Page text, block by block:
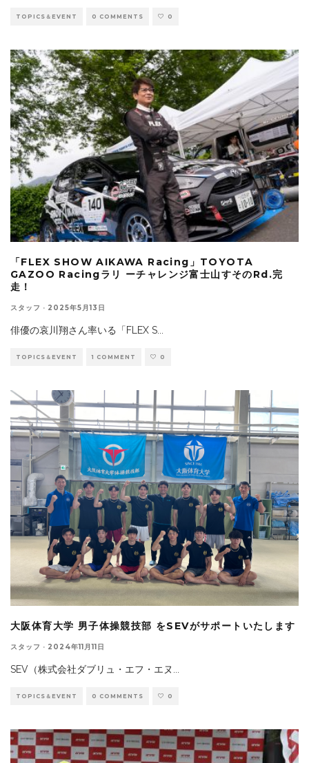
TOPICS＆EVENT 0 COMMENTS 0
「FLEX SHOW AIKAWA Racing」TOYOTA
GAZOO Racingラリ ーチャレンジ富士山すそのRd.完
走！
スタッフ · 2025年5月13日
俳優の哀川翔さん率いる「FLEX S
TOPICS＆EVENT 1 COMMENT 0
大阪体育大学 男子体操競技部 をSEVがサポートいたします
スタッフ · 2024年11月11日
SEV（株式会社ダブリュ・エフ・エヌ ...
TOPICS＆EVENT 0 COMMENTS 0